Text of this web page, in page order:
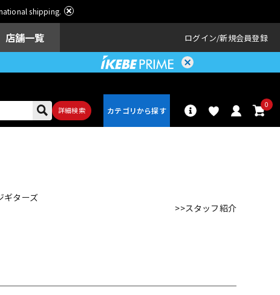
shipping.
店舗一覧 ログイン 新規会員登録
詳細検索
0
機器 リ
ギターズ
>>スタッフ紹介